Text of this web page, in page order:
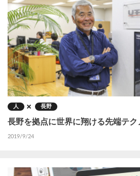
人 長野
長野を拠点に世界に翔ける先端テク
2019/9/24